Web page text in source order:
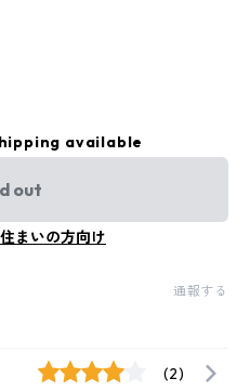
available
out
まいの方向け
通報する
(2)